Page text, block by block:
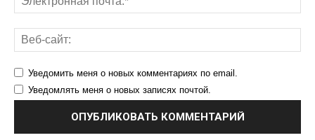
Уведомить меня о новых комментариях по email.
Уведомлять меня о новых записях почтой.